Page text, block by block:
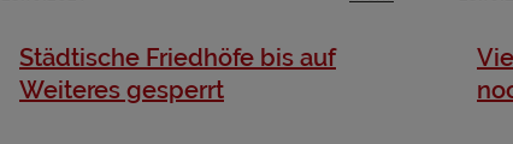
Städtische Friedhöfe bis auf
Weiteres gesperrt